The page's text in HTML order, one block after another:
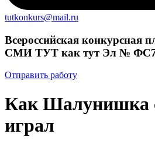
tutkonkurs@mail.ru
Всероссийская конкурсная
СМИ ТУТ как тут Эл №
Отправить работу
Как Шалунишка
играл